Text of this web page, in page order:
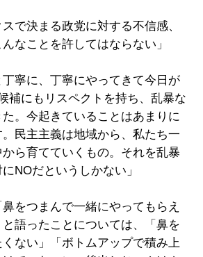
スで決まる政党に対する不信感、
なことを許してはならない」
丁寧に、丁寧にやってきて今日が
補にもリスペクトを持ち、乱暴な
。今起きていることはあまりに
民主主義は地域から、私たち一
ら育てていくもの。それを乱暴
NOだというしかない」
をつまんで一緒にやってもらえ
語ったことについては、「鼻を
ない」「ボトムアップで積み上